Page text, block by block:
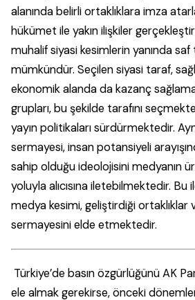
alanında belirli ortaklıklara imza
hükümet ile yakın ilişkiler
muhalif siyasi kesimlerin yanında
mümkündür. Seçilen siyasi taraf,
ekonomik alanda da kazanç
grupları, bu şekilde tarafını
yayın politikaları sürdürmektedir.
sermayesi, insan potansiyeli
sahip olduğu ideolojisini medyanın
yoluyla alıcısına iletebilmektedir. Bu
medya kesimi, geliştirdiği ortaklıklar
sermayesini elde etmektedir.
Türkiye’de basın özgürlüğünü AK
ele almak gerekirse, önceki